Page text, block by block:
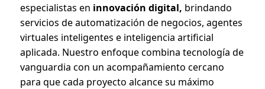
especialistas en innovación digital, brindando
servicios de automatización de negocios, agentes
virtuales inteligentes e inteligencia artificial
aplicada. Nuestro enfoque combina tecnología de
vanguardia con un acompañamiento cercano
para que cada proyecto alcance su máximo